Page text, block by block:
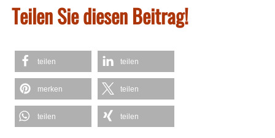
Teilen Sie diesen Beitrag!
teilen teilen
merken teilen
teilen teilen